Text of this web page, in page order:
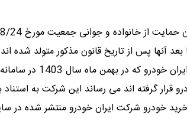
بعد آنها پس از تاریخ قانون مذکور متولد شده
خرید (اولویت بندی)
خودرو شرکت ایران خودرو منتشر شده در